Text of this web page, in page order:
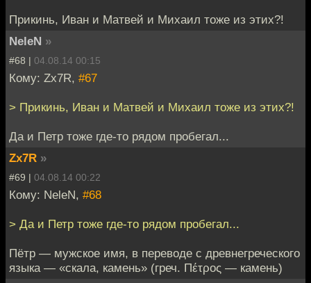
Прикинь, Иван и Матвей и Михаил тоже из этих?!
NeleN »
#68 | 04.08.14 00:15
Кому: Zx7R, #67
> Прикинь, Иван и Матвей и Михаил тоже из этих?!
Да и Петр тоже где-то рядом пробегал...
Zx7R »
#69 | 04.08.14 00:22
Кому: NeleN, #68
> Да и Петр тоже где-то рядом пробегал...
Пётр — мужское имя, в переводе с древнегреческого
языка — «скала, камень» (греч. Πέτρος — камень)